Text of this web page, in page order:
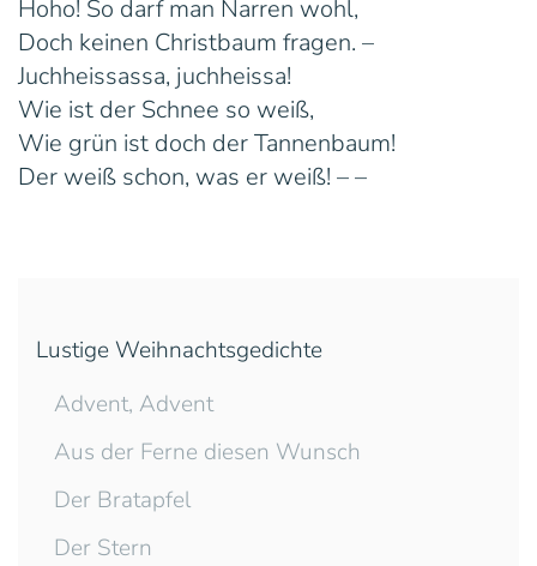
Hoho! So darf man Narren wohl,
Doch keinen Christbaum fragen. –
Juchheissassa, juchheissa!
Wie ist der Schnee so weiß,
Wie grün ist doch der Tannenbaum!
Der weiß schon, was er weiß! – –
Lustige Weihnachtsgedichte
Advent, Advent
Aus der Ferne diesen Wunsch
Der Bratapfel
Der Stern